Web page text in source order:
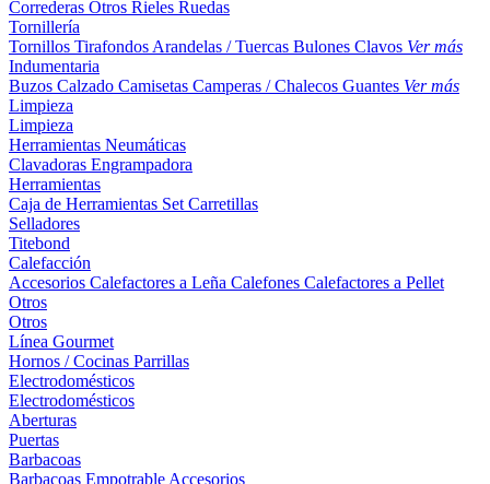
Correderas Otros Rieles Ruedas
Tornillería
Tornillos Tirafondos Arandelas / Tuercas Bulones Clavos Ver más
Indumentaria
Buzos Calzado Camisetas Camperas / Chalecos Guantes Ver más
Limpieza
Limpieza
Herramientas Neumáticas
Clavadoras Engrampadora
Herramientas
Caja de Herramientas Set Carretillas
Selladores
Titebond
Calefacción
Accesorios Calefactores a Leña Calefones Calefactores a Pellet
Otros
Otros
Línea Gourmet
Hornos / Cocinas Parrillas
Electrodomésticos
Electrodomésticos
Aberturas
Puertas
Barbacoas
Barbacoas Empotrable Accesorios